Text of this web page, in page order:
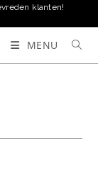
klanten!
MENU